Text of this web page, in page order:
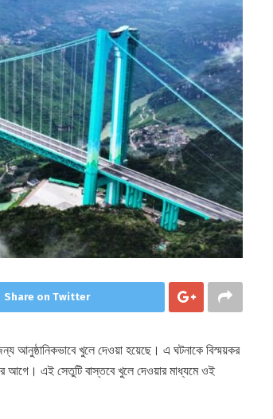
Share on Twitter
জন্য আনুষ্ঠানিকভাবে খুলে দেওয়া হয়েছে। এ ঘটনাকে বিস্ময়কর
আগে। এই সেতুটি বাস্তবে খুলে দেওয়ার মাধ্যমে ওই